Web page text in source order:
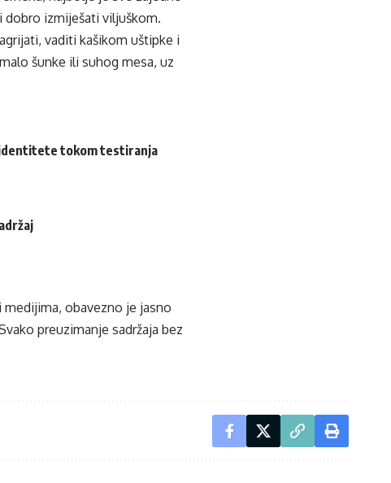
dobro izmiješati viljuškom.
vaditi kašikom uštipke i
šunke ili suhog mesa, uz
tokom testiranja
obavezno je jasno
preuzimanje sadržaja bez